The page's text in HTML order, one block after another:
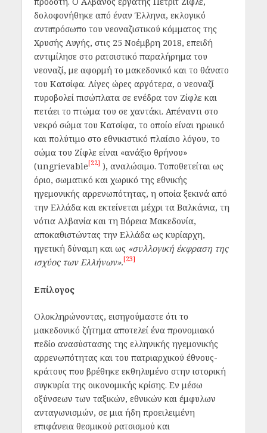
δολοφονήθηκε από έναν Έλληνα, εκλογικό
αντιπρόσωπο του νεοναζιστικού κόμματος της
Χρυσής Αυγής, στις 25 Νοέμβρη 2018, επειδή
αντιμίλησε στο ρατσιστικό παραλήρημα του
νεοναζί, με αφορμή το μακεδονικό και το θάνατο
του Κατσίφα. Λίγες ώρες αργότερα, ο νεοναζί
πυροβολεί πισώπλατα σε ενέδρα τον Ζίφλε και
πετάει το πτώμα του σε χαντάκι. Απέναντι στο
νεκρό σώμα του Κατσίφα, το οποίο είναι ηρωικό
και πολύτιμο στο εθνικιστικό πλαίσιο λόγου, το
σώμα του Ζίφλε είναι «ανάξιο θρήνου»
(ungrievable[22] ), αναλώσιμο. Τοποθετείται ως
όριο, σωματικό και χωρικό της εθνικής
ηγεμονικής αρρενωπότητας, η οποία ξεκινά από
την Ελλάδα και εκτείνεται μέχρι τα Βαλκάνια, τη
νότια Αλβανία και τη Βόρεια Μακεδονία,
αποκαθιστώντας την Ελλάδα ως κυρίαρχη,
ηγετική δύναμη και ως «συλλογική έκφραση της
ισχύος των Ελλήνων».[23]
Επίλογος
Ολοκληρώνοντας, εισηγούμαστε ότι το
μακεδονικό ζήτημα αποτελεί ένα προνομιακό
πεδίο ανασύστασης της ελληνικής ηγεμονικής
αρρενωπότητας και του πατριαρχικού έθνους-
κράτους που βρέθηκε εκθηλυμένο στην ιστορική
συγκυρία της οικονομικής κρίσης. Εν μέσω
οξύνσεων των ταξικών, εθνικών και έμφυλων
ανταγωνισμών, σε μια ήδη προειλειμένη
επιφάνεια θεσμικού ρατσισμού και